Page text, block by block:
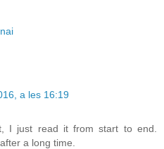
a les 16:19
I just read it from start to end.
a long time.